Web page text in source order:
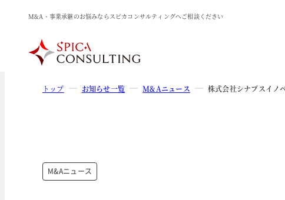
M&A・事業承継のお悩みならスピカコンサルティングへご相談ください
トップ お知らせ一覧 M&Aニュース 株式会社シナプスイノ
M&Aニュース